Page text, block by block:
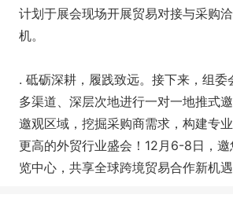
计划于展会现场开展贸易对接与采购
机。
. 砥砺深耕，履践致远。接下来，组委
多渠道、深层次地进行一对一地推式
邀观区域，挖掘采购商需求，构建专
更高的外贸行业盛会！12月6-8日，
览中心，共享全球跨境贸易合作新机遇